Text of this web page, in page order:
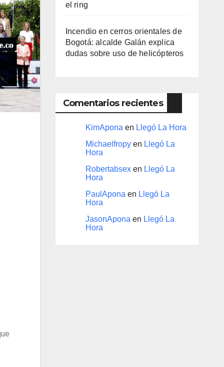
el ring​
Incendio en cerros orientales de
Bogotá: alcalde Galán explica
dudas sobre uso de helicópteros
Comentarios recientes
KimAponaen Llegó La Hora
Michaelfropyen Llegó La
Hora
Robertabsexen Llegó La
Hora
PaulAponaen Llegó La
Hora
JasonAponaen Llegó La
Hora